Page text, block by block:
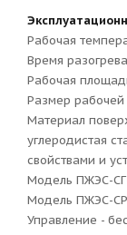
Рабочая
Время
Рабочая
Размер
Материал
углеродистая
свойствами и
Модель ПЖЭС-
Модель ПЖЭС-
Управление -